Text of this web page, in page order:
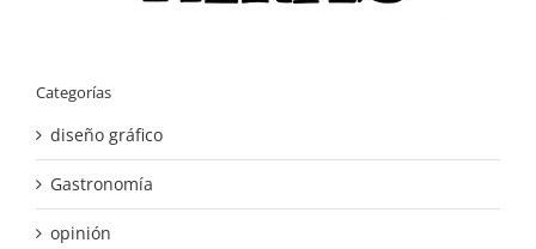
Categorías
diseño gráfico
Gastronomía
opinión